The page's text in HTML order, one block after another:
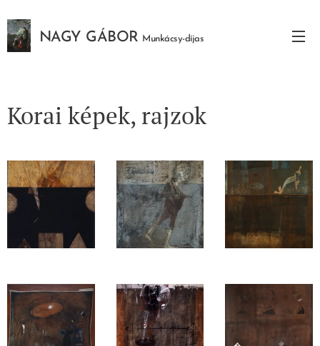
NAGY GÁBOR Munkácsy-díjas
Korai képek, rajzok